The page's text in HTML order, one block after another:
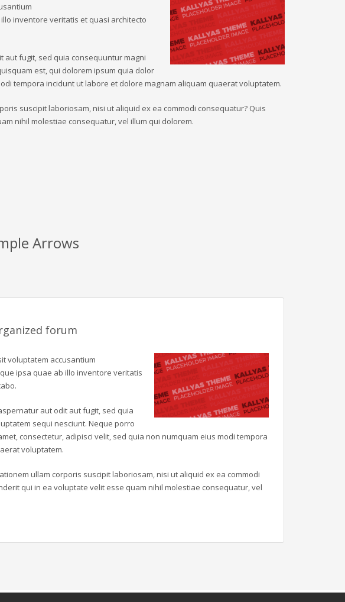
inventore veritatis et quasi architecto
fugit, sed quia consequuntur magni
est, qui dolorem ipsum quia dolor
tempora incidunt ut labore et dolore magnam aliquam quaerat voluptatem.
suscipit laboriosam, nisi ut aliquid ex ea commodi consequatur? Quis
nihil molestiae consequatur, vel illum qui dolorem.
Arrows
forum
voluptatem accusantium
ipsa quae ab illo inventore veritatis
aut odit aut fugit, sed quia
sequi nesciunt. Neque porro
consectetur, adipisci velit, sed quia non numquam eius modi tempora
voluptatem.
ullam corporis suscipit laboriosam, nisi ut aliquid ex ea commodi
qui in ea voluptate velit esse quam nihil molestiae consequatur, vel